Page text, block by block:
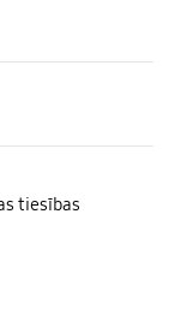
tiesības